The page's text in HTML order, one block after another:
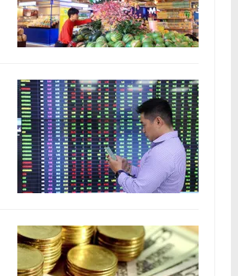
Podcast
EMagazine
Photo
Infographic
Góc ảnh
Công nghệ
Hitech Công nghệ tương lai
Sản phẩm